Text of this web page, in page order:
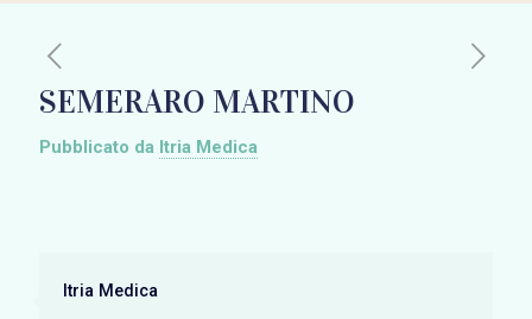
SEMERARO MARTINO
Pubblicato da Itria Medica
Itria Medica